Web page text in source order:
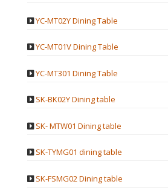
YC-MT02Y Dining Table
YC-MT01V Dining Table
YC-MT301 Dining Table
SK-BK02Y Dining table
SK- MTW01 Dining table
SK-TYMG01 dining table
SK-FSMG02 Dining table